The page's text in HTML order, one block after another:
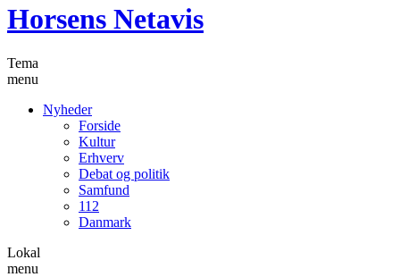
Horsens Netavis
Tema
menu
Nyheder
Forside
Kultur
Erhverv
Debat og politik
Samfund
112
Danmark
Lokal
menu